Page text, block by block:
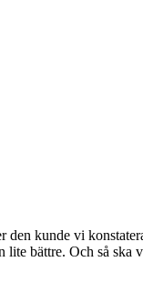
kunde vi
lite bättre. Och så